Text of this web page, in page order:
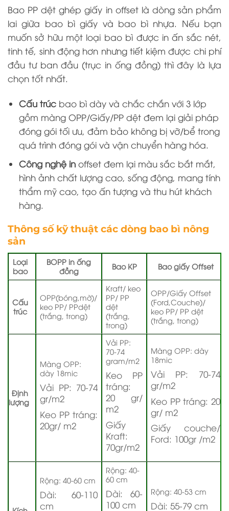
Bao PP dệt ghép giấy in offsetlà dòng sản phẩm
lai giữa bao bì giấy và bao bì nhựa. Nếu bạn
muốn sở hữu một loại bao bì được in ấn sắc nét,
tinh tế, sinh động hơn nhưng tiết kiệm được chi phí
đầu tư ban đầu (trục in ống đồng) thì đây là lựa
chọn tốt nhất.
Cấu trúc bao bì dày và chắc chắn với 3 lớp
gồm màng OPP/Giấy/PP dệt đem lại giải pháp
đóng gói tối ưu, đảm bảo không bị vỡ/bể trong
quá trình đóng gói và vận chuyển hàng hóa.
Công nghệ in offset đem lại màu sắc bắt mắt,
hình ảnh chất lượng cao, sống động, mang tính
thẩm mỹ cao, tạo ấn tượng và thu hút khách
hàng.
Thông số kỹ thuật các dòng bao bì nông
sản
Loại
bao
BOPP in ống
đồng
Bao KP Bao giấy Offset
Cấu
trúc
OPP(bóng,mờ)/
keo PP/ PPdệt
(trắng, trong)
Kraft/ keo
PP/ PP
dệt
(trắng,
trong)
OPP/Giấy Offset
(Ford,Couche)/
keo PP/ PP dệt
(trắng, trong)
Định
lượng
Màng OPP:
dày 18mic
Vải PP: 70-74
gr/m2
Keo PP tráng:
20gr/ m2
Vải PP:
70-74
gram/m2
Keo PP
tráng:
20 gr/
m2
Giấy
Kraft:
70gr/m2
Màng OPP: dày
18mic
Vải PP: 70-74
gr/m2
Keo PP tráng: 20
gr/ m2
Giấy couche/
Ford: 100gr /m2
Rộng: 40-60 cm
Dài: 60-110
cm
Rộng: 40-
60 cm
Dài: 60-
100 cm
Rộng: 40-53 cm
Dài: 55-79 cm